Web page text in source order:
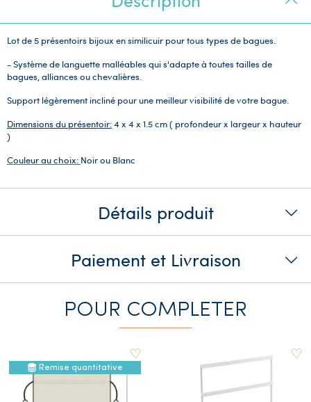
Lot de 5 présentoirs bijoux en similicuir pour tous types de bagues.
- Système de languette malléables qui s'adapte à toutes tailles de
bagues, alliances ou chevalières.
Support légèrement incliné pour une meilleur visibilité de votre bague.
Dimensions du présentoir:4 x 4 x 1.5 cm ( profondeur x largeur x hauteur
)
Couleur au choix: Noir ou Blanc
Détails produit
Paiement et Livraison
POUR COMPLETER
Remise quantitative